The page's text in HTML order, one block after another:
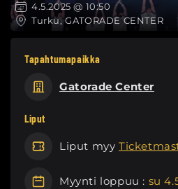
4.5.2025 @ 10:50
Turku, GATORADE CENTER
Tapahtumapaikka
Gatorade Center
Liput
Liput myy
Myynti loppuu : su